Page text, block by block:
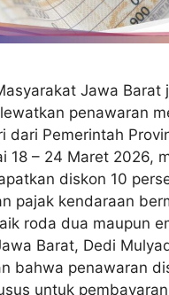
Jawa Barat
penawaran
dari Pemerintah
18 – 24 Maret 2026,
diskon 10
pajak kendaraan
roda dua maupun
Barat, Dedi
bahwa penawaran
untuk